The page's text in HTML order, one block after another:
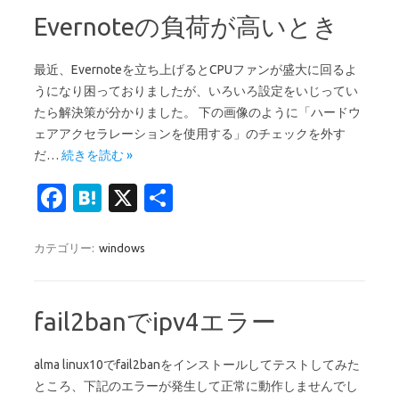
o
o
k
a
Evernoteの負荷が高いとき
最近、Evernoteを立ち上げるとCPUファンが盛大に回るよ
うになり困っておりましたが、いろいろ設定をいじってい
たら解決策が分かりました。 下の画像のように「ハードウ
ェアアクセラレーションを使用する」のチェックを外す
だ… 続きを読む »
Fa
e
o
o
k
H
e
a
X
カテゴリー: windows
fail2banでipv4エラー
alma linux10でfail2banをインストールしてテストしてみた
ところ、下記のエラーが発生して正常に動作しませんでし